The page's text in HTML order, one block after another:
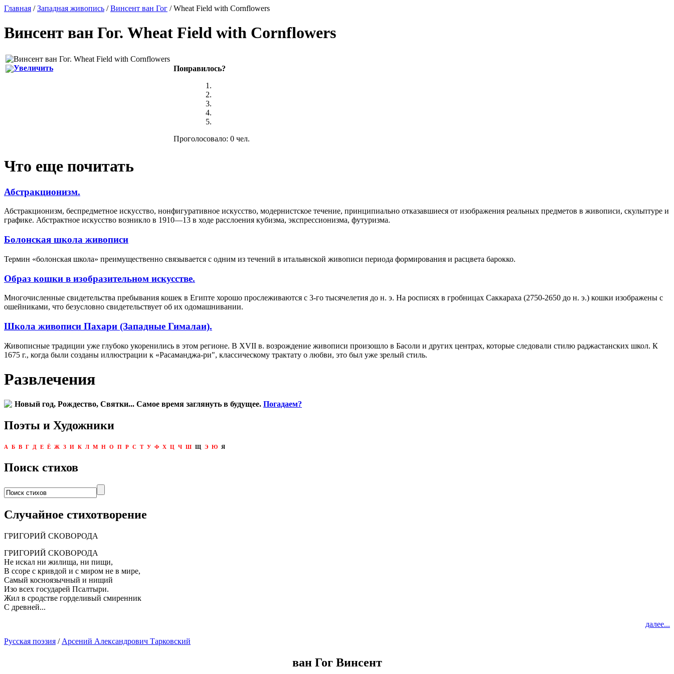
Главная /Западная живопись /Винсент ван Гог / Wheat Field with Cornflowers
Винсент ван Гог. Wheat Field with Cornflowers
Увеличить Понравилось?
Проголосовало: 0 чел.
Что еще почитать
Абстракционизм.
Абстракционизм, беспредметное искусство, нонфигуративное искусство, модернистское течение, принципиально отказавшиеся от изображения реальных предметов в живописи, скульптуре и
графике. Абстрактное искусство возникло в 1910—13 в ходе расслоения кубизма, экспрессионизма, футуризма.
Болонская школа живописи
Термин «болонская школа» преимущественно связывается с одним из течений в итальянской живописи периода формирования и расцвета барокко.
Образ кошки в изобразительном искусстве.
Многочисленные свидетельства пребывания кошек в Египте хорошо прослеживаются с 3-го тысячелетия до н. э. На росписях в гробницах Саккараха (2750-2650 до н. э.) кошки изображены с
ошейниками, что безусловно свидетельствует об их одомашнивании.
Школа живописи Пахари (Западные Гималаи).
Живописные традиции уже глубоко укоренились в этом регионе. В XVII в. возрождение живописи произошло в Басоли и других центрах, которые следовали стилю раджастанских школ. К
1675 г., когда были созданы иллюстрации к «Расаманджа-ри", классическому трактату о любви, это был уже зрелый стиль.
Развлечения
Новый год, Рождество, Святки... Самое время заглянуть в будущее. Погадаем?
Поэты и Художники
А Б В Г Д Е Ё Ж З И К Л М Н О П Р С Т У Ф Х Ц Ч Ш Щ Э Ю Я
Поиск стихов
Случайное стихотворение
ГРИГОРИЙ СКОВОРОДА
ГРИГОРИЙ СКОВОРОДА
Не искал ни жилища, ни пищи,
В ссоре с кривдой и с миром не в мире,
Самый косноязычный и нищий
Изо всех государей Псалтыри.
Жил в сродстве горделивый смиренник
С древней...
далее...
Русская поэзия / Арсений Александрович Тарковский
ван Гог Винсент